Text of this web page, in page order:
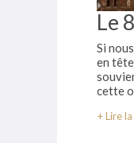
Le
Si
en
cette
Lire